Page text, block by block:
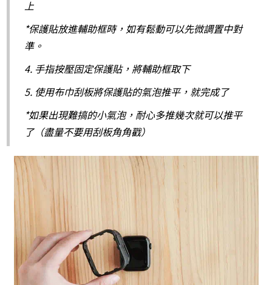
上
*保護貼放進輔助框時，如有鬆動可以先微調置中對
準。
4. 手指按壓固定保護貼，將輔助框取下
5. 使用布巾刮板將保護貼的氣泡推平，就完成了
*如果出現難搞的小氣泡，耐心多推幾次就可以推平
了（盡量不要用刮板角角戳）